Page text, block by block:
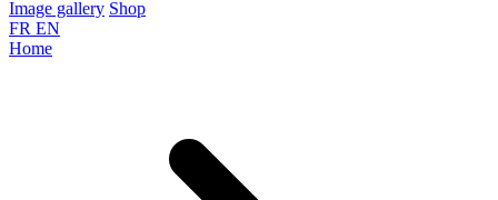
Image gallery Shop
FR EN
Home